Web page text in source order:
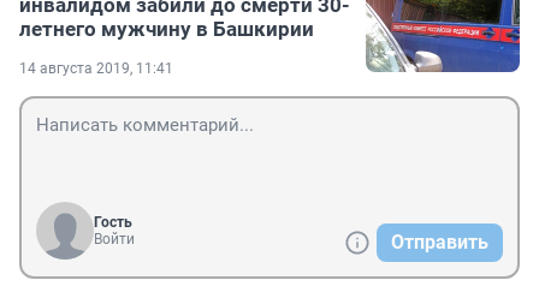
инвалидом забили до смерти 30-
летнего мужчину в Башкирии
14 августа 2019, 11:41
Гость
Войти
Отправить